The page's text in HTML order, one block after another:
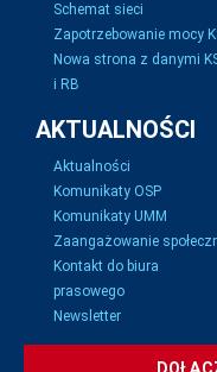
Schemat sieci
Zapotrzebowanie mocy
Nowa strona z danymi
i RB
AKTUALNOŚCI
Aktualności
Komunikaty OSP
Komunikaty UMM
Zaangażowanie
Kontakt do biura
prasowego
Newsletter